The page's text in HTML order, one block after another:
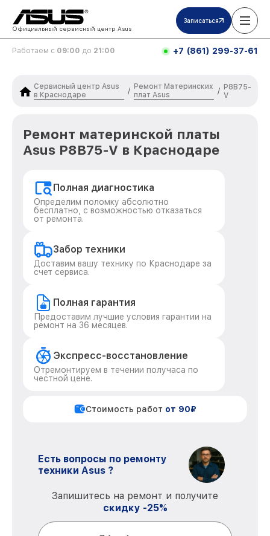
Официальный сервисный центр Asus
Записаться
Работаем с 09:00 до 21:00 +7 (861) 299-37-61
Сервисный центр Asus
в Краснодаре
/
Ремонт Материнских
плат Asus
/ P8B75-
V
Ремонт материнской платы
Asus P8B75-V в Краснодаре
Полная диагностика
Определим поломку абсолютно
бесплатно, с возможностью отказаться
от ремонта.
Забор техники
Доставим вашу технику по Краснодаре за
счет сервиса.
Полная гарантия
Предоставим лучшие условия гарантии на
ремонт на 36 месяцев.
Экспресс-восстановление
Отремонтируем в течении получаса по
честной цене.
Стоимость работ от 90₽
Есть вопросы по ремонту
техники Asus ?
Запишитесь на ремонт и получите
скидку -25%